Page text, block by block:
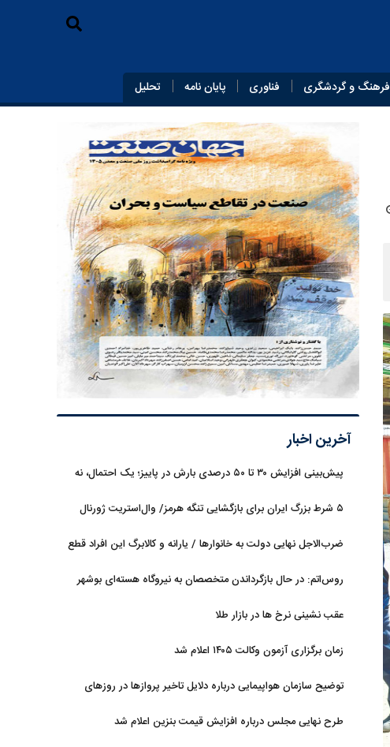
فرهنگ و گردشگری فناوری پایان‌ نامه تحلیل
آخرین اخبار
پیش‌بینی افزایش ۳۰ تا ۵۰ درصدی بارش در پاییز؛ یک احتمال، نه
۵ شرط بزرگ ایران برای بازگشایی تنگه هرمز/ وال‌استریت ژورنال
ضرب‌الاجل نهایی دولت به خانوارها / یارانه و کالابرگ این افراد قطع
روس‌اتم: در حال بازگرداندن متخصصان به نیروگاه هسته‌ای بوشهر
عقب نشینی نرخ ها در بازار طلا
زمان برگزاری آزمون وکالت ۱۴۰۵ اعلام شد
توضیح سازمان هواپیمایی درباره دلایل تاخیر پروازها در روزهای
طرح نهایی مجلس درباره افزایش قیمت بنزین اعلام شد